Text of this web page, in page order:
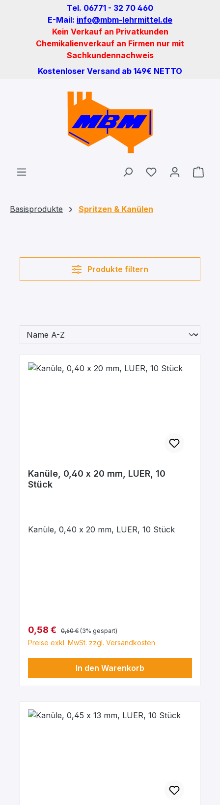
Zum Hauptinhalt springenTel. 06771 - 32 70 460
E-Mail: info@mbm-lehrmittel.de
Kein Verkauf an Privatkunden
Chemikalienverkauf an Firmen nur mit
Sachkundennachweis
Kostenloser Versand ab 149€ NETTO
Du hast 0
Basisprodukte Spritzen & Kanülen
Produkte filtern
Kanüle, 0,40 x 20 mm, LUER, 10
Stück
Kanüle, 0,40 x 20 mm, LUER, 10 Stück
Verkaufspreis:
0,58 € Regulärer Preis:
0,60 € (3% gespart)
Preise exkl. MwSt. zzgl. Versandkosten
In den Warenkorb